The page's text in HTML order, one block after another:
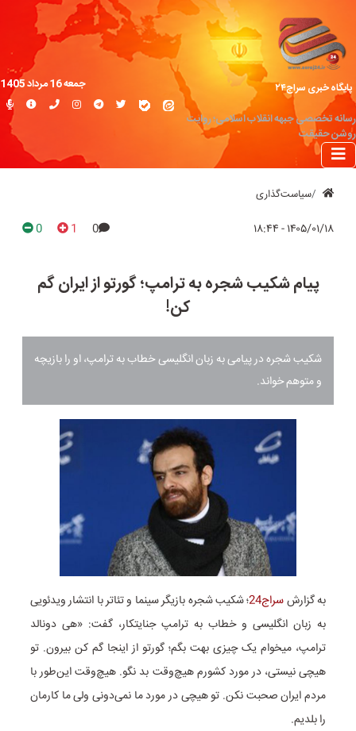
پایگاه خبری سراج۲۴
رسانه تخصصی جبهه انقلاب اسلامی؛ روایت
روشن حقیقت
جمعه 16 مرداد 1405
سیاست‌گذاری
۱۴۰۵/۰۱/۱۸ - ۱۸:۴۴ 0
1
0
پیام شکیب شجره به ترامپ؛ گورتو از ایران گم
کن!
شکیب شجره در پیامی به زبان انگلیسی خطاب به ترامپ، او را بازیچه
و متوهم خواند.
به گزارشسراج24
؛ شکیب شجره بازیگر سینما و تئاتر با انتشار ویدئویی
به زبان انگلیسی و خطاب به ترامپ جنایتکار، گفت: «هی دونالد
ترامپ، میخوام یک چیزی بهت بگم؛ گورتو از اینجا گم کن بیرون. تو
هیچی نیستی، در مورد کشورم هیچ‌وقت بد نگو. هیچ‌وقت این‌طور با
مردم ایران صحبت نکن. تو هیچی در مورد ما نمی‌دونی ولی ما کارمان
را بلدیم.